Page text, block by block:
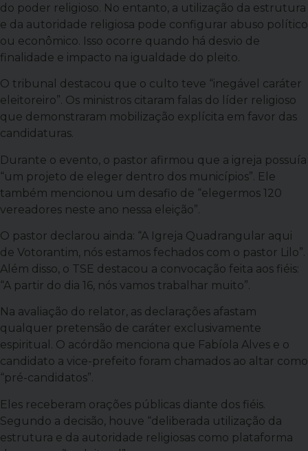
do poder religioso. No entanto, a utilização da estrutura
e da autoridade religiosa pode configurar abuso político
ou econômico. Isso ocorre quando há desvio de
finalidade e impacto na igualdade do pleito.
O tribunal destacou que o culto teve “inegável caráter
eleitoreiro”. Os ministros citaram falas do líder religioso
que demonstraram mobilização explícita em favor das
candidaturas.
Durante o evento, o pastor afirmou que a igreja possuía
“um projeto de eleger dentro dos municípios”. Ele
também mencionou um desafio de “elegermos 120
vereadores neste ano nessa eleição”.
O pastor declarou ainda: “A Igreja Quadrangular aqui
de Votorantim, nós estamos fechados com o pastor Lilo”.
Além disso, o TSE destacou a convocação feita aos fiéis:
“A partir do dia 16, nós vamos trabalhar muito”.
Na avaliação do relator, as declarações afastam
qualquer pretensão de caráter exclusivamente
espiritual. O acórdão menciona que Fabíola Alves e o
candidato a vice-prefeito foram chamados ao altar como
“pré-candidatos”.
Eles receberam orações públicas diante dos fiéis.
Segundo a decisão, houve “deliberada utilização da
estrutura e da autoridade religiosas como plataforma